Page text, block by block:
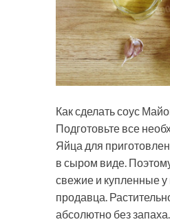
Как сделать соус
Подготовьте все
Яйца для
в сыром виде.
свежие и купленные
продавца.
абсолютно без